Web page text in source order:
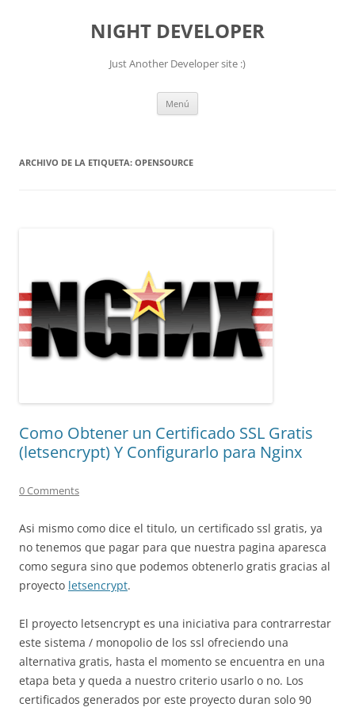
NIGHT DEVELOPER
Just Another Developer site :)
Menú
ARCHIVO DE LA ETIQUETA: OPENSOURCE
Como Obtener un Certificado SSL Gratis
(letsencrypt) Y Configurarlo para Nginx
0 Comments
Asi mismo como dice el titulo, un certificado ssl gratis, ya
no tenemos que pagar para que nuestra pagina aparesca
como segura sino que podemos obtenerlo gratis gracias al
proyecto letsencrypt.
El proyecto letsencrypt es una iniciativa para contrarrestar
este sistema / monopolio de los ssl ofreciendo una
alternativa gratis, hasta el momento se encuentra en una
etapa beta y queda a nuestro criterio usarlo o no. Los
certificados generados por este proyecto duran solo 90